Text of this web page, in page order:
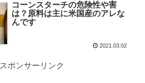
コーンスターチの危険性や害
は？原料は主に米国産のアレな
んです
2021.03.02
スポンサーリンク